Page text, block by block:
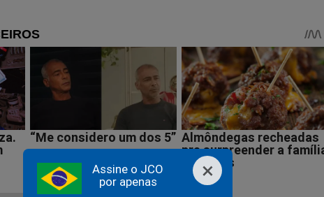
×
Assine o JCO
por apenas
sociais fotos da jararaca que o picou e do seu braço recebendo
os fãs:
e com a mão para cima.”